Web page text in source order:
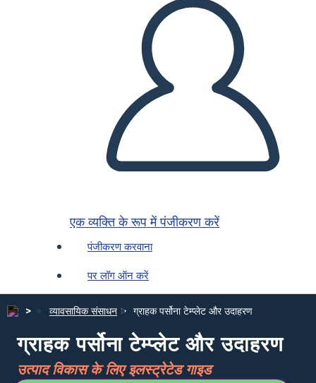
एक व्यक्ति के रूप में पंजीकरण करें
पंजीकरण करवाना
पर लॉग ऑन करें
व्यावसायिक संसाधन ग्राहक पर्सोना टेम्प्लेट और उदाहरण
ग्राहक पर्सोना टेम्प्लेट और उदाहरण
उत्पाद विकास के लिए इलस्ट्रेटेड गाइड